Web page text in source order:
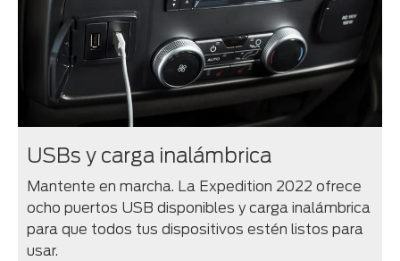
USBs y carga inalámbrica
Mantente en marcha. La Expedition 2022 ofrece
ocho puertos USB disponibles y carga inalámbrica
para que todos tus dispositivos estén listos para
usar.